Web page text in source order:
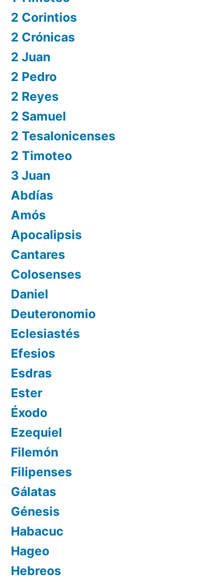
2 Corintios
2 Crónicas
2 Juan
2 Pedro
2 Reyes
2 Samuel
2 Tesalonicenses
2 Timoteo
3 Juan
Abdías
Amós
Apocalipsis
Cantares
Colosenses
Daniel
Deuteronomio
Eclesiastés
Efesios
Esdras
Ester
Éxodo
Ezequiel
Filemón
Filipenses
Gálatas
Génesis
Habacuc
Hageo
Hebreos